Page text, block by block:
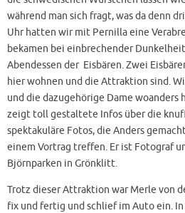
während man sich fragt, was da denn
Uhr hatten wir mit Pernilla eine
bekamen bei einbrechender
Abendessen der Eisbären. Zwei
hier wohnen und die Attraktion sind.
und die dazugehörige Dame woanders
zeigt toll gestaltete Infos über die
spektakuläre Fotos, die Anders
einem Vortrag treffen. Er ist Fotograf
Björnparken in Grönklitt.
Trotz dieser Attraktion war Merle von
fix und fertig und schlief im Auto ein.